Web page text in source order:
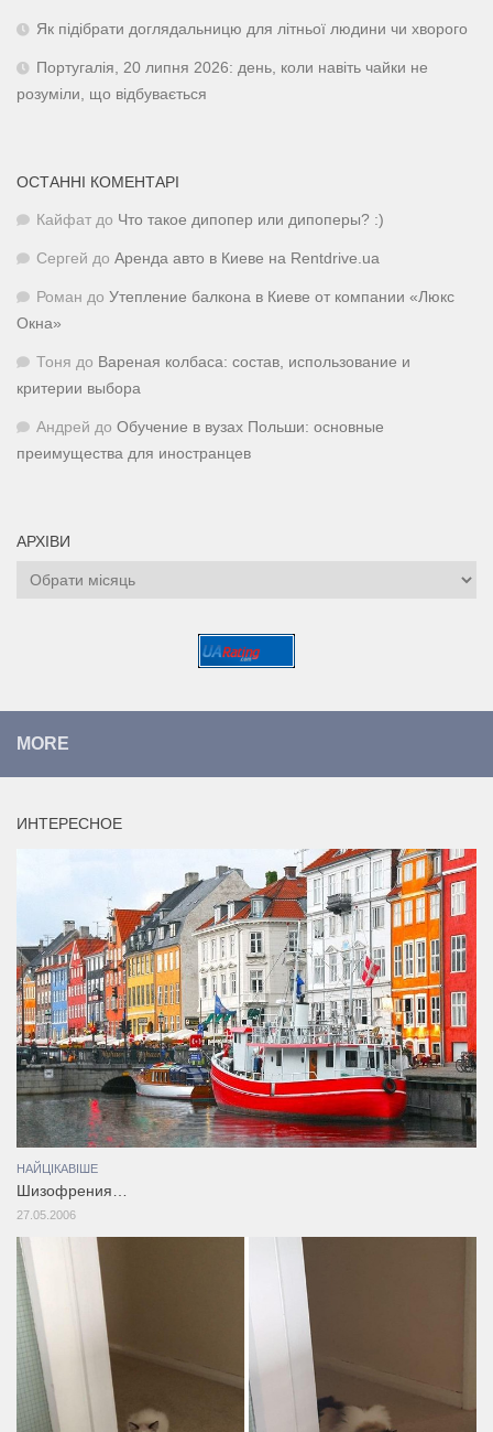
Як підібрати доглядальницю для літньої людини чи хворого
Португалія, 20 липня 2026: день, коли навіть чайки не
розуміли, що відбувається
ОСТАННІ КОМЕНТАРІ
Кайфат до Что такое дипопер или дипоперы? :)
Сергей до Аренда авто в Киеве на Rentdrive.ua
Роман до Утепление балкона в Киеве от компании «Люкс
Окна»
Тоня до Вареная колбаса: состав, использование и
критерии выбора
Андрей до Обучение в вузах Польши: основные
преимущества для иностранцев
АРХІВИ
Архіви
MORE
ИНТЕРЕСНОЕ
НАЙЦІКАВІШЕ
Шизофрения…
27.05.2006